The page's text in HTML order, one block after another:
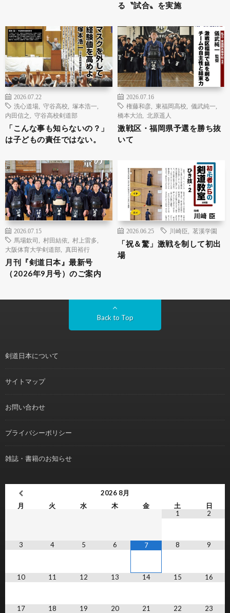
る〝試合〟を実施
2026.07.22
洗心道場
守谷高校 塚本浩一
内田信之
守谷高校剣道部
「こんな事も知らないの？」
は子どもの責任ではない。
2026.07.16
権藤和彦
東福岡高校 儀武純一
橋本大治
北原遥人
激戦区・福岡県予選を勝ち抜
いて
2026.07.15
馬場欽司
村田結依 村上雷多
大阪体育大学剣道部
真田裕行
月刊『剣道日本』最新号
（2026年9月号）のご案内
2026.06.25 川崎臣 茗溪学園
「祝＆驚」激戦を制して初出
場
Back to Top
剣道日本について
サイトマップ
お問い合わせ
プライバシーポリシー
雑誌・書籍のお知らせ
2026 8月
月
火 水 木 金 土
日
1
2
3 4 5 6 7 8 9
10 11 12 13 14 15 16
17 18 19 20 21 22 23